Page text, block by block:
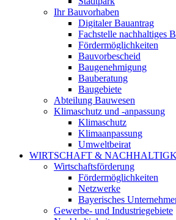
Ihr Bauvorhaben
Digitaler Bauantrag
Fachstelle nachhaltiges
Fördermöglichkeiten
Bauvorbescheid
Baugenehmigung
Bauberatung
Baugebiete
Abteilung Bauwesen
Klimaschutz und -anpassung
Klimaschutz
Klimaanpassung
Umweltbeirat
WIRTSCHAFT &
Wirtschaftsförderung
Fördermöglichkeiten
Netzwerke
Bayerisches
Gewerbe- und Industriegebiete